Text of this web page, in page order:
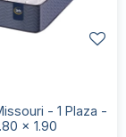
- 1 Plaza -
x 1.90